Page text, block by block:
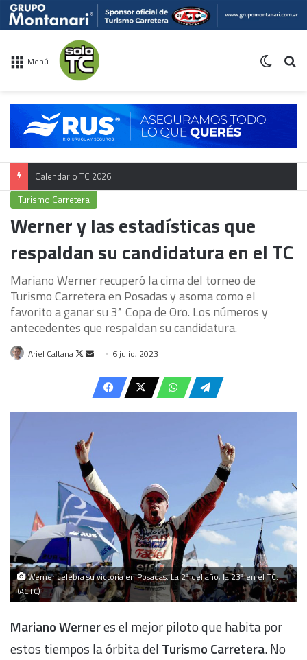
Menú
Calendario TC 2026
Turismo Carretera
Werner y las estadísticas que
respaldan su candidatura en el TC
Mariano Werner recuperó la cima del torneo de
Turismo Carretera en Posadas y asoma como el
favorito a ganar su 3ª Copa de Oro. Los números y
antecedentes que respaldan su candidatura.
Ariel Caltana
Follow
Send
email
6 julio, 2023
Werner celebra su victoria en Posadas. La 2ª del año, la 23ª en el TC.
(ACTC)
Mariano Werneres el mejor piloto que habita por
estos tiempos la órbita del Turismo Carretera. No